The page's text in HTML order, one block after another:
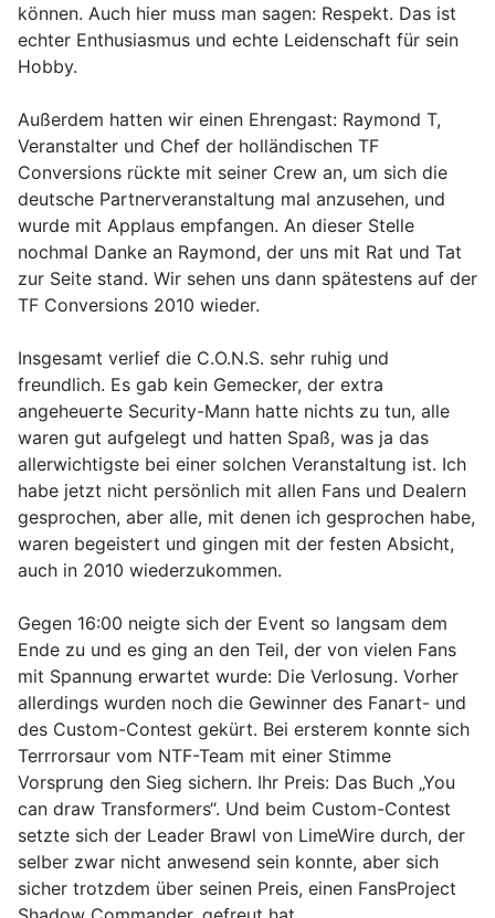
können. Auch hier muss man sagen: Respekt. Das ist
echter Enthusiasmus und echte Leidenschaft für sein
Hobby.
Außerdem hatten wir einen Ehrengast: Raymond T,
Veranstalter und Chef der holländischen TF
Conversions rückte mit seiner Crew an, um sich die
deutsche Partnerveranstaltung mal anzusehen, und
wurde mit Applaus empfangen. An dieser Stelle
nochmal Danke an Raymond, der uns mit Rat und Tat
zur Seite stand. Wir sehen uns dann spätestens auf der
TF Conversions 2010 wieder.
Insgesamt verlief die C.O.N.S. sehr ruhig und
freundlich. Es gab kein Gemecker, der extra
angeheuerte Security-Mann hatte nichts zu tun, alle
waren gut aufgelegt und hatten Spaß, was ja das
allerwichtigste bei einer solchen Veranstaltung ist. Ich
habe jetzt nicht persönlich mit allen Fans und Dealern
gesprochen, aber alle, mit denen ich gesprochen habe,
waren begeistert und gingen mit der festen Absicht,
auch in 2010 wiederzukommen.
Gegen 16:00 neigte sich der Event so langsam dem
Ende zu und es ging an den Teil, der von vielen Fans
mit Spannung erwartet wurde: Die Verlosung. Vorher
allerdings wurden noch die Gewinner des Fanart- und
des Custom-Contest gekürt. Bei ersterem konnte sich
Terrrorsaur vom NTF-Team mit einer Stimme
Vorsprung den Sieg sichern. Ihr Preis: Das Buch „You
can draw Transformers“. Und beim Custom-Contest
setzte sich der Leader Brawl von LimeWire durch, der
selber zwar nicht anwesend sein konnte, aber sich
sicher trotzdem über seinen Preis, einen FansProject